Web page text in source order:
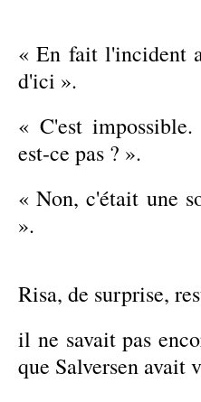
« En fait l'incident
d'ici ».
« C'est
est-ce pas ? ».
« Non, c'était une
».
Risa, de surprise,
il ne savait pas
que Salversen avait